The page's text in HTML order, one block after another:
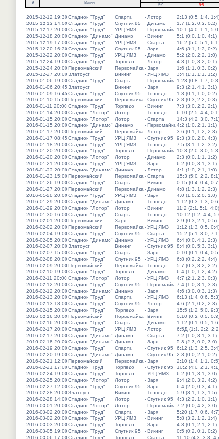
9
Викинг
5:9 8:5
2015-12-12 19:30Стадион "Труд" Спарта - Лотор
2:13 (0:5, 1:4, 1:4)
2015-12-13 14:00Стадион "Труд" Спутник 95 - Динамо
1:7 (1:2, 0:3, 0:2)
2015-12-17 20:00Стадион "Труд" УРЦ ЯМЗ -Первомайка 10:1 (4:0, 1:1, 5:0)
2015-12-18 20:00Стадион "Динамо" Динамо -Викинг
5:1 (0:0, 1:0, 4:1)
2015-12-19 17:00Стадион "Труд" УРЦ ЯМЗ -Спарта
16:2 (5:0, 5:1, 6:1)
2015-12-20 16:30Стадион "Труд" Спутник 95 -Заря
4:6 (3:1, 1:3, 0:2)
2015-12-22 20:00Стадион "Труд" УРЦ ЯМЗ - Динамо
5:2 (2:0, 2:2, 1:0)
2015-12-24 19:00Стадион "Труд" Торпедо - Лотор
4:3 (1:0, 3:2, 0:1)
2015-12-24 20:00Первомайский Первомайка -Заря
1:6 (1:1, 0:3, 0:2)
2015-12-27 20:00Златоуст Викинг -УРЦ ЯМЗ
3:4 (1:1, 1:1, 1:2)
2016-01-06 19:00Стадион "Труд" Спарта -Первомайка 1:23 (0:8, 1:7, 0:8)
2016-01-06 20:45 Златоуст Викинг -Заря
9:3 (2:1, 4:1, 3:1)
2016-01-09 16:45 Стадион "Труд" Спутник 95 -Торпедо
1:3 (0:1, 1:0, 0:2)
2016-01-10 15:00Первомайский Первомайка -Спутник 95
2:8 (0:3, 2:2, 0:3)
2016-01-11 20:00 Стадион "Труд" Торпедо -Викинг
7:3 (3:0, 2:2, 2:1)
2016-01-14 20:00Стадион "Лотор" Лотор -Торпедо
6:10 (2:5, 4:4, 0:1)
2016-01-15 20:00Стадион "Лотор" Лотор -Спарта
14:3 (4:2, 3:0, 7:1)
2016-01-15 20:00Стадион "Динамо" Динамо -Первомайка 4:2 (1:0, 2:1, 1:1)
2016-01-17 20:00Первомайский Первомайка - Лотор
3:6 (0:1, 1:2, 2:3)
2016-01-17 08:45 Стадион "Труд" УРЦ ЯМЗ -Спутник 95
9:3 (3:0, 2:0, 4:3)
2016-01-18 20:00Стадион "Труд" УРЦ ЯМЗ -Торпедо
7:5 (3:1, 1:2, 3:2)
2016-01-20 20:00Стадион "Труд" Торпедо -Первомайка 10:3 (2:0, 3:0, 5:3)
2016-01-20 20:00Стадион "Лотор" Лотор - Динамо
2:3 (0:0, 1:1, 1:2)
2016-01-21 20:00Стадион "Труд" УРЦ ЯМЗ -Заря
6:2 (0:0, 3:1, 3:1)
2016-01-22 20:00Стадион "Динамо" Динамо - Лотор
4:1 (1:0, 2:1, 1:0)
2016-01-23 15:00Первомайский Первомайка -Спарта
15:3 (5:0, 2:2, 8:1)
2016-01-26 19:00Стадион "Труд" Спарта -Викинг
0:15 (0:4, 0:4, 0:7)
2016-01-27 20:00Первомайский Первомайка - Динамо
4:8 (1:3, 1:2, 2:3)
2016-01-28 20:00Стадион "Труд" УРЦ ЯМЗ -Заря
4:0 (1:0, 2:0, 1:0)
2016-01-29 20:00Стадион "Динамо" Динамо -Торпедо
1:12 (0:3, 1:3, 0:6)
2016-01-29 20:00Стадион "Лотор" Лотор -Викинг
11:2 (2:1, 5:1, 4:0)
2016-01-30 16:00Стадион "Труд" Спарта -Торпедо
10:12 (1:2, 4:4,
2016-02-01 20:00Первомайский Заря -Викинг
2:9 (0:3, 2:1, 0:5)
2016-02-02 20:00Первомайский Первомайка -УРЦ ЯМЗ
1:12 (1:3, 0:5, 0:4)
2016-02-04 19:00Стадион "Труд" Спутник 95 -Спарта
15:2 (5:1, 3:0, 7:1)
2016-02-05 20:00Стадион "Динамо" Динамо -УРЦ ЯМЗ
6:4 (0:0, 4:1, 2:3)
2016-02-07 20:00Златоуст Викинг -Спутник 95
8:4 (0:0, 5:3, 3:1)
2016-02-07 15:00Стадион "Труд" Спарта -Заря
0:10 (0:1, 0:4, 0:5)
2016-02-08 20:00Стадион "Труд" Спутник 95 -УРЦ ЯМЗ
6:8 (0:2, 2:2, 4:4)
2016-02-09 20:00Первомайский Первомайка -Торпедо
5:7 (0:3, 3:2, 2:2)
2016-02-10 19:00Стадион "Труд" Торпедо - Динамо
6:4 (1:0, 1:2, 4:2)
2016-02-11 20:00 Стадион "Лотор" Лотор -УРЦ ЯМЗ
4:7 (2:1, 2:3, 0:3)
2016-02-12 20:00Стадион "Труд" Спутник 95 -Первомайка 7:4 (1:0, 3:1, 3:3)
2016-02-12 20:00Стадион "Динамо" Динамо -Заря
4:6 (3:0, 0:3, 1:3)
2016-02-13 20:00Стадион "Труд" Спарта -УРЦ ЯМЗ
6:13 (1:4, 0:6, 5:3)
2016-02-13 18:00Стадион "Труд" Спутник 95 - Лотор
4:6 (2:1, 0:2, 2:3)
2016-02-15 20:00Стадион "Труд" Торпедо -Заря
15:5 (1:2, 5:0, 9:3)
2016-02-16 20:00Первомайский Первомайка -Викинг
0:10 (0:2, 0:5, 0:3)
2016-02-16 20:00Стадион "Труд" Спарта - Динамо
1:12 (0:1, 0:5, 1:6)
2016-02-17 20:00Стадион "Труд" УРЦ ЯМЗ - Лотор
6:5Д (1:1, 2:2,
2016-02-17 20:00Стадион "Динамо" Динамо -Спарта
7:2 (1:0, 3:1, 3:1)
2016-02-18 20:00Стадион "Динамо" Динамо -Заря
5:3 (2:3, 0:0, 3:0)
2016-02-19 20:00Стадион "Труд" Спарта -Спутник 95
6:12 (1:3, 2:5, 3:4)
2016-02-20 19:00Стадион "Динамо" Динамо -Спутник 95
2:3 (0:0, 2:1, 0:2)
2016-02-21 12:00Первомайский Первомайка -Заря
2:10 (1:4, 1:1, 0:5)
2016-02-21 17:00Стадион "Труд" Торпедо -Спутник 95
10:2 (4:0, 2:1, 4:1)
2016-02-24 19:00Стадион "Труд" Торпедо -УРЦ ЯМЗ
6:2 (0:1, 3:1, 3:0)
2016-02-25 20:00Стадион "Лотор" Лотор -Заря
9:4 (2:0, 3:2, 4:2)
2016-02-27 12:00Стадион "Труд" Спутник 95 -Заря
6:4 (2:0, 0:3, 4:1)
2016-02-28 20:00Златоуст Викинг -Торпедо
5:9 (3:1, 1:3, 1:5)
2016-02-28 14:00Стадион "Труд" Лотор -Спутник 95
4:3 (2:2, 1:0, 1:1)
2016-03-01 20:00Стадион "Лотор" Лотор -Первомайка 7:2 (0:0, 4:2, 3:0)
2016-03-02 20:00Стадион "Труд" Спарта -Заря
5:20 (1:7, 0:6, 4:7)
2016-03-02 20:00Стадион "Труд" УРЦ ЯМЗ -Викинг
5:8 (3:2, 1:2, 1:4)
2016-03-03 20:00Стадион "Труд" Торпедо -Заря
4:3 (0:1, 2:1, 2:1)
2016-03-05 19:00Стадион "Труд" Спутник 95 -Викинг
0:5 (0:2, 0:1, 0:2)
2016-03-06 17:00Стадион "Труд" Торпедо -Спарта 11:10 (4:3, 3:3,